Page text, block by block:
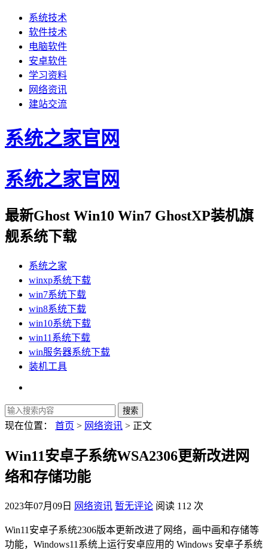
系统技术
软件技术
电脑软件
安卓软件
学习资料
网络资讯
建站交流
系统之家官网
系统之家官网
最新Ghost Win10 Win7 GhostXP装机旗
舰系统下载
系统之家
winxp系统下载
win7系统下载
win8系统下载
win10系统下载
win11系统下载
win服务器系统下载
装机工具
现在位置： 首页 > 网络资讯 > 正文
Win11安卓子系统WSA2306更新改进网
络和存储功能
2023年07月09日 网络资讯 暂无评论 阅读 112 次
Win11安卓子系统2306版本更新改进了网络，画中画和存储等
功能，Windows11系统上运行安卓应用的 Windows 安卓子系统